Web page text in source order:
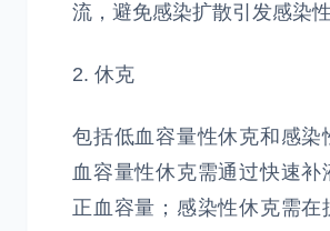
流，避免感染扩散引发感染性
2. 休克
包括低血容量性休克和感染
血容量性休克需通过快速补
正血容量；感染性休克需在